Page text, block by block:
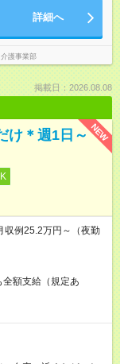
詳細へ
護事業部
掲載日：2026.08.08
NEW
け＊週1日～
例25.2万円～（夜勤
額支給（規定あ